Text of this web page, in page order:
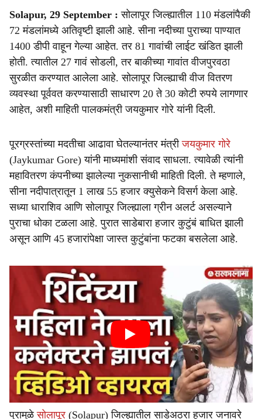
Solapur, 29 September : सोलापूर जिल्ह्यातील 110 मंडलांपैकी
72 मंडलांमध्ये अतिवृष्टी झाली आहे. सीना नदीच्या पुराच्या पाण्यात
1400 डीपी वाहून गेल्या आहेत. तर 81 गावांची लाईट खंडित झाली
होती. त्यातील 27 गावं सोडली, तर बाकीच्या गावांत वीजपुरवठा
सुरळीत करण्यात आलेला आहे. सोलापूर जिल्ह्याची वीज वितरण
व्यवस्था पूर्ववत करण्यासाठी साधारण 20 ते 30 कोटी रुपये लागणार
आहेत, अशी माहिती पालकमंत्री जयकुमार गोरे यांनी दिली.
पूरग्रस्तांच्या मदतीचा आढावा घेतल्यानंतर मंत्रीजयकुमार गोरे
(Jaykumar Gore) यांनी माध्यमांशी संवाद साधला. त्यावेळी त्यांनी
महावितरण कंपनीच्या झालेल्या नुकसानीची माहिती दिली. ते म्हणाले,
सीना नदीपात्रातून 1 लाख 55 हजार क्युसेकने विसर्ग केला आहे.
सध्या धाराशिव आणि सोलापूर जिल्ह्याला ग्रीन अलर्ट असल्याने
पुराचा धोका टळला आहे. पुरात साडेबारा हजार कुटुंबं बाधित झाली
असून आणि 45 हजारांपेक्षा जास्त कुटुंबांना फटका बसलेला आहे.
पुरामुळेसोलापूर (Solapur) जिल्ह्यातील साडेअठरा हजार जनावरे